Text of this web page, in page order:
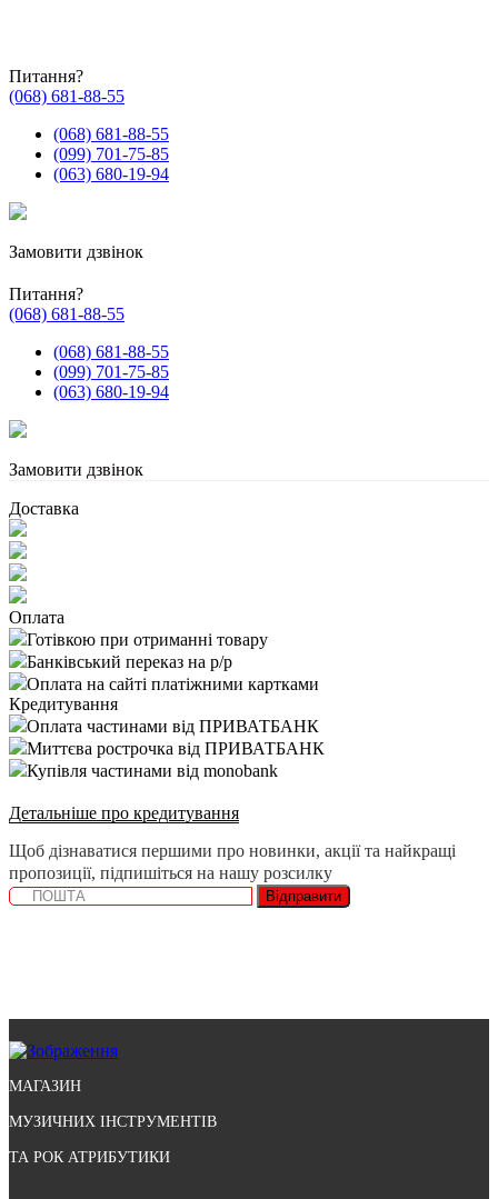
Питання?
(068) 681-88-55
(068) 681-88-55
(099) 701-75-85
(063) 680-19-94
Замовити дзвінок
Питання?
(068) 681-88-55
(068) 681-88-55
(099) 701-75-85
(063) 680-19-94
Замовити дзвінок
Доставка
Оплата
Готівкою при отриманні товару
Банківський переказ на р/р
Оплата на сайті платіжними картками
Кредитування
Оплата частинами від ПРИВАТБАНК
Миттєва рострочка від ПРИВАТБАНК
Купівля частинами від monobank
Детальніше про кредитування
Щоб дізнаватися першими про новинки, акції та найкращі
пропозиції, підпишіться на нашу розсилку
Відправити
МАГАЗИН
МУЗИЧНИХ ІНСТРУМЕНТІВ
ТА РОК АТРИБУТИКИ